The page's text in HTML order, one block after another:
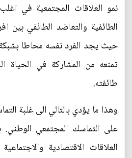
نمو العلاقات المجتمعية في
الطائفية والتعاضد الطائفي بين
حيث يجد الفرد نفسه محاطا بشبكة
تمنعه من المشاركة في الحياة
طائفته.
وهذا ما يؤدي بالتالي الى غلبة
على التماسك المجتمعي
العلاقات الاقتصادية